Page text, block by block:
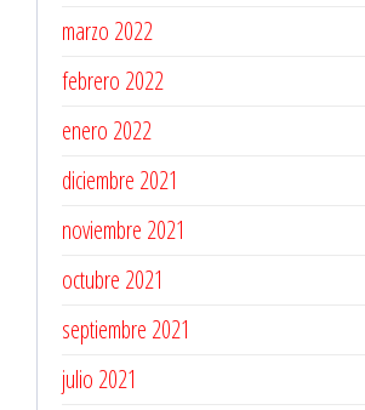
marzo 2022
febrero 2022
enero 2022
diciembre 2021
noviembre 2021
octubre 2021
septiembre 2021
julio 2021